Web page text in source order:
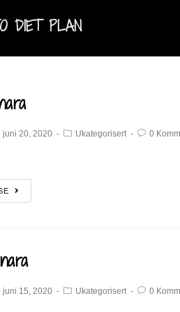
DIET PLAN
juni 20, 2020 Ukategorisert 0
juni 15, 2020 Ukategorisert 0